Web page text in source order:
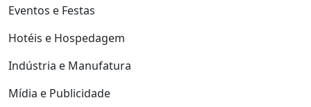
Eventos e Festas
Hotéis e Hospedagem
Indústria e Manufatura
Mídia e Publicidade